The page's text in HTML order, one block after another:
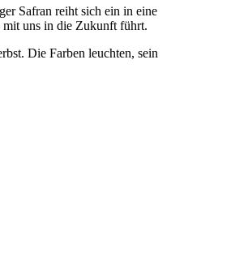
Safran reiht sich ein in eine
mit uns in die Zukunft führt.
Die Farben leuchten, sein